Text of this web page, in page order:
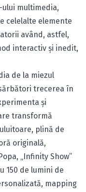
multimedia,
celelalte elemente
având, astfel,
interactiv și inedit,
de la miezul
trecerea în
și
transformă
plină de
originală,
„Infinity Show”
150 de lumini de
mapping